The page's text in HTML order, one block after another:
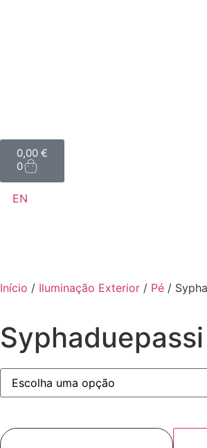
0,00 €
0
EN
Início / Iluminação Exterior / Pé /
Syphaduepassi